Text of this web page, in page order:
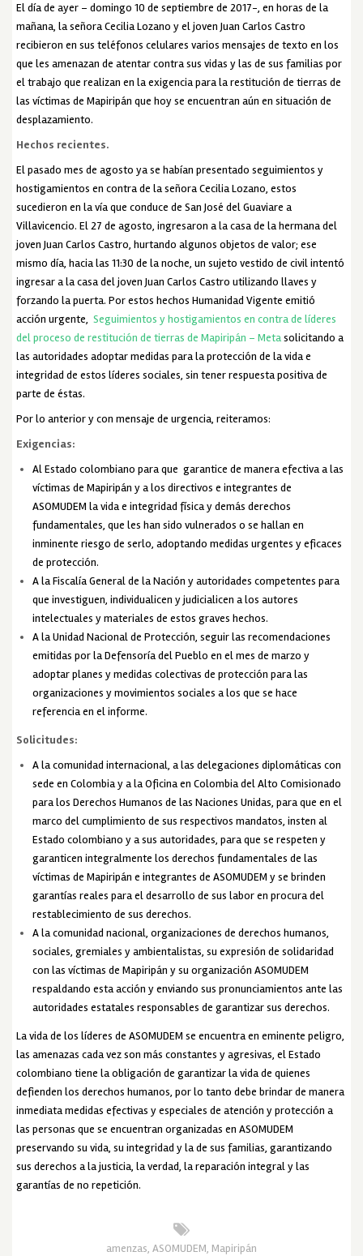
El día de ayer – domingo 10 de septiembre de 2017-, en horas de la
mañana, la señora Cecilia Lozano y el joven Juan Carlos Castro
recibieron en sus teléfonos celulares varios mensajes de texto en los
que les amenazan de atentar contra sus vidas y las de sus familias por
el trabajo que realizan en la exigencia para la restitución de tierras de
las víctimas de Mapiripán que hoy se encuentran aún en situación de
desplazamiento.
Hechos recientes.
El pasado mes de agosto ya se habían presentado seguimientos y
hostigamientos en contra de la señora Cecilia Lozano, estos
sucedieron en la vía que conduce de San José del Guaviare a
Villavicencio. El 27 de agosto, ingresaron a la casa de la hermana del
joven Juan Carlos Castro, hurtando algunos objetos de valor; ese
mismo día, hacia las 11:30 de la noche, un sujeto vestido de civil intentó
ingresar a la casa del joven Juan Carlos Castro utilizando llaves y
forzando la puerta. Por estos hechos Humanidad Vigente emitió
acción urgente, Seguimientos y hostigamientos en contra de líderes
del proceso de restitución de tierras de Mapiripán – Metasolicitando a
las autoridades adoptar medidas para la protección de la vida e
integridad de estos líderes sociales, sin tener respuesta positiva de
parte de éstas.
Por lo anterior y con mensaje de urgencia, reiteramos:
Exigencias:
Al Estado colombiano para que garantice de manera efectiva a las
víctimas de Mapiripán y a los directivos e integrantes de
ASOMUDEM la vida e integridad física y demás derechos
fundamentales, que les han sido vulnerados o se hallan en
inminente riesgo de serlo, adoptando medidas urgentes y eficaces
de protección.
A la Fiscalía General de la Nación y autoridades competentes para
que investiguen, individualicen y judicialicen a los autores
intelectuales y materiales de estos graves hechos.
A la Unidad Nacional de Protección, seguir las recomendaciones
emitidas por la Defensoría del Pueblo en el mes de marzo y
adoptar planes y medidas colectivas de protección para las
organizaciones y movimientos sociales a los que se hace
referencia en el informe.
Solicitudes:
A la comunidad internacional, a las delegaciones diplomáticas con
sede en Colombia y a la Oficina en Colombia del Alto Comisionado
para los Derechos Humanos de las Naciones Unidas, para que en el
marco del cumplimiento de sus respectivos mandatos, insten al
Estado colombiano y a sus autoridades, para que se respeten y
garanticen integralmente los derechos fundamentales de las
víctimas de Mapiripán e integrantes de ASOMUDEM y se brinden
garantías reales para el desarrollo de sus labor en procura del
restablecimiento de sus derechos.
A la comunidad nacional, organizaciones de derechos humanos,
sociales, gremiales y ambientalistas, su expresión de solidaridad
con las víctimas de Mapiripán y su organización ASOMUDEM
respaldando esta acción y enviando sus pronunciamientos ante las
autoridades estatales responsables de garantizar sus derechos.
La vida de los líderes de ASOMUDEM se encuentra en eminente peligro,
las amenazas cada vez son más constantes y agresivas, el Estado
colombiano tiene la obligación de garantizar la vida de quienes
defienden los derechos humanos, por lo tanto debe brindar de manera
inmediata medidas efectivas y especiales de atención y protección a
las personas que se encuentran organizadas en ASOMUDEM
preservando su vida, su integridad y la de sus familias, garantizando
sus derechos a la justicia, la verdad, la reparación integral y las
garantías de no repetición.
amenzas, ASOMUDEM, Mapiripán